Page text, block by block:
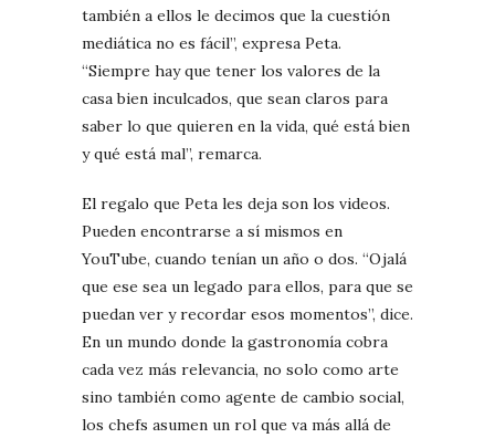
también a ellos le decimos que la cuestión
mediática no es fácil”, expresa Peta.
“Siempre hay que tener los valores de la
casa bien inculcados, que sean claros para
saber lo que quieren en la vida, qué está bien
y qué está mal”, remarca.
El regalo que Peta les deja son los videos.
Pueden encontrarse a sí mismos en
YouTube, cuando tenían un año o dos. “Ojalá
que ese sea un legado para ellos, para que se
puedan ver y recordar esos momentos”, dice.
En un mundo donde la gastronomía cobra
cada vez más relevancia, no solo como arte
sino también como agente de cambio social,
los chefs asumen un rol que va más allá de